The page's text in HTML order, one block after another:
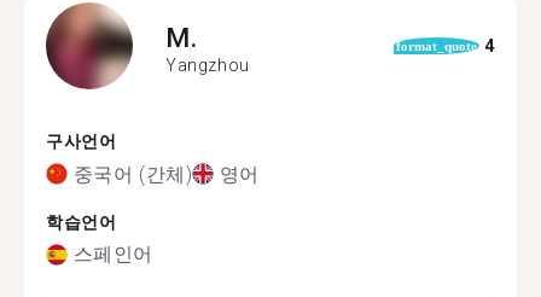
M.
Yangzhou
format_quote 4
구사언어
중국어 (간체) 영어
학습언어
스페인어